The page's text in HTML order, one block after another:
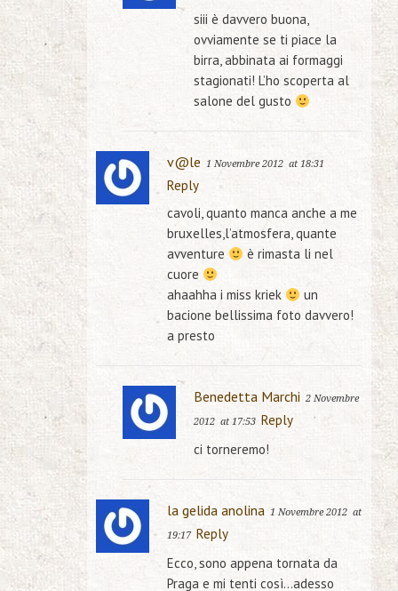
siii è davvero buona,
ovviamente se ti piace la
birra, abbinata ai formaggi
stagionati! L’ho scoperta al
salone del gusto
v@le 1 Novembre 2012 at 18:31
Reply
cavoli, quanto manca anche a me
bruxelles,l’atmosfera, quante
avventure
è rimasta li nel
cuore
ahaahha i miss kriek
un
bacione bellissima foto davvero!
a presto
Benedetta Marchi 2 Novembre
2012 at 17:53 Reply
ci torneremo!
la gelida anolina 1 Novembre 2012 at
19:17 Reply
Ecco, sono appena tornata da
Praga e mi tenti così…adesso